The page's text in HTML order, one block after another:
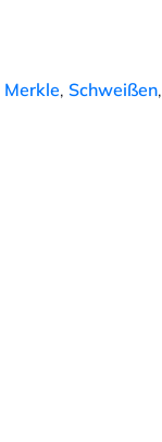
Merkle, Schweißen,